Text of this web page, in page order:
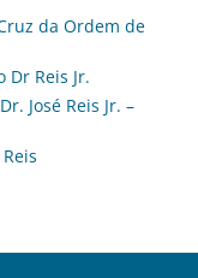
da Ordem de
Reis Jr.
José Reis Jr. –